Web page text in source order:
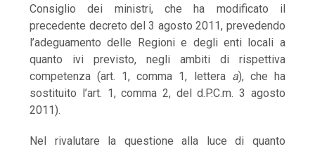
Consiglio dei ministri, che ha modificato il
precedente decreto del 3 agosto 2011, prevedendo
l’adeguamento delle Regioni e degli enti locali a
quanto ivi previsto, negli ambiti di rispettiva
competenza (art. 1, comma 1, lettera a), che ha
sostituito l’art. 1, comma 2, del d.P.C.m. 3 agosto
2011).
Nel rivalutare la questione alla luce di quanto